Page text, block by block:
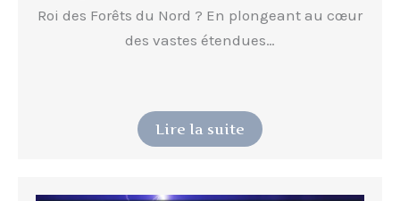
Roi des Forêts du Nord ? En plongeant au cœur
des vastes étendues…
Lire la suite